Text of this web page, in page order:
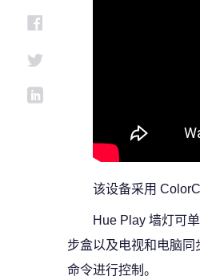
该设备采用
Hue Play 墙灯可
步盒以及电视和电脑
命令进行控制。